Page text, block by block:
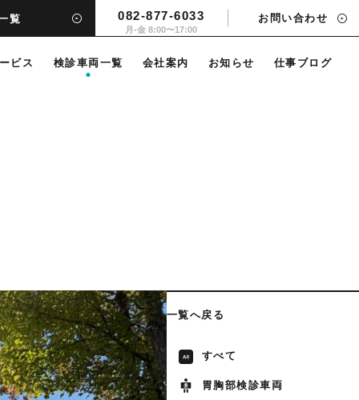
覧 082-877-6033
月-金 8:00〜17:00
お問い合わせ
ビス 検診車両一覧 会社案内 お知らせ 仕事ブログ
一覧へ戻る
すべて
胃胸部検診車両